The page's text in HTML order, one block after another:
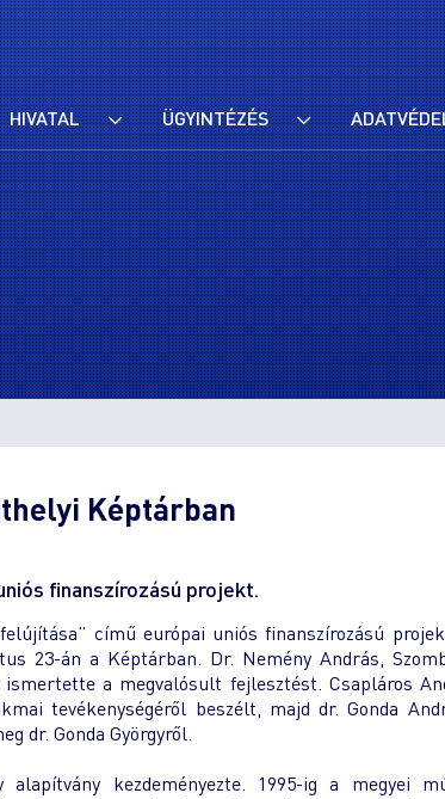
HIVATAL ÜGYINTÉZÉS
Képtárban
finanszírozású projekt.
című európai uniós finanszírozású
23-án a Képtárban. Dr. Nemény András,
a megvalósult fejlesztést. Csapláros
tevékenységéről beszélt, majd dr. Gonda
dr. Gonda Györgyről.
kezdeményezte. 1995-ig a megyei